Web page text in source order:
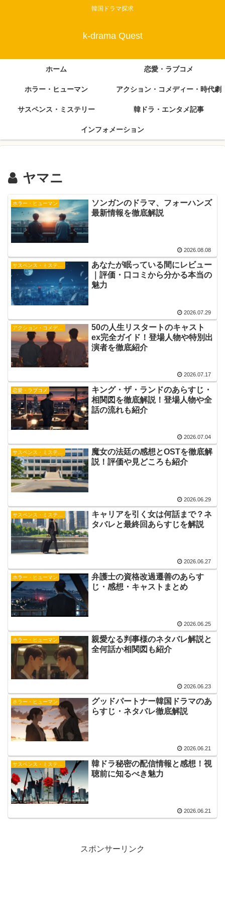
韓国ドラマ探求
k-drama Quest
ホーム 恋愛・ラブコメ
ホラー・ヒューマン アクション・コメディー・時代劇
サスペンス・ミステリー 韓ドラ・エンタメ記事
インフォメーション
ヤマニ
ホラー・ヒューマン
ソンガンのドラマ、フォーハンズ
最新情報を徹底解説
2026.08.08
サスペンス・ミステリー
あなたが眠っている間にレビュー
｜評価・口コミから分かる本当の
魅力
2026.07.29
アクション・コメディー・時代劇
50の人生リスタートのキャスト
ex完全ガイド！登場人物や特別出
演者を徹底紹介
2026.07.17
恋愛・ラブコメ
キング・ザ・ランドのあらすじ・
相関図を徹底解説！登場人物や全
話の流れも紹介
2026.07.04
サスペンス・ミステリー
魔女の法廷の感想とOSTを徹底解
説！評価や見どころも紹介
2026.06.29
キャリアを引く女は何話まで？ネ
タバレと最終回あらすじを解説
2026.06.27
ホラー・ヒューマン
弁護士の資格改過遷善のあらす
じ・感想・キャストまとめ
2026.06.25
ホラー・ヒューマン
親愛なる判事様のネタバレ解説と
全何話か相関図も紹介
2026.06.23
ホラー・ヒューマン
グッドパートナー韓国ドラマのあ
らすじ・ネタバレ徹底解説
2026.06.21
韓ドラ秘密の配信情報と感想！視
聴前に知るべき魅力
2026.06.21
スポンサーリンク